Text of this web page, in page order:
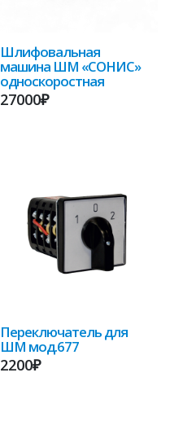
Шлифовальная
машина ШМ «СОНИС»
односкоростная
27000₽
Переключатель для
ШМ мод.677
2200₽